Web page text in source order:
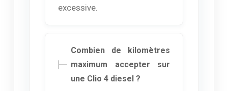
excessive.
Combien de kilomètres
maximum accepter sur
une Clio 4 diesel ?